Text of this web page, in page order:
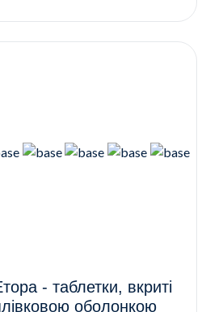
- таблетки, вкриті
оболонкою